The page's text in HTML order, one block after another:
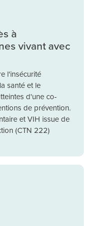
à
vivant avec
l'insécurité
santé et le
d'une co-
de prévention.
et VIH issue de
(CTN 222)